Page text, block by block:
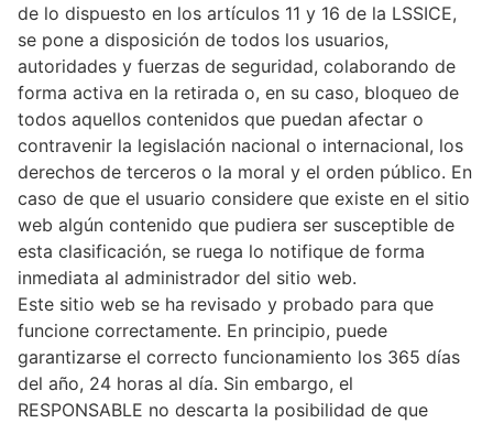
de lo dispuesto en los artículos 11 y 16 de la LSSICE,
se pone a disposición de todos los usuarios,
autoridades y fuerzas de seguridad, colaborando de
forma activa en la retirada o, en su caso, bloqueo de
todos aquellos contenidos que puedan afectar o
contravenir la legislación nacional o internacional, los
derechos de terceros o la moral y el orden público. En
caso de que el usuario considere que existe en el sitio
web algún contenido que pudiera ser susceptible de
esta clasificación, se ruega lo notifique de forma
inmediata al administrador del sitio web.
Este sitio web se ha revisado y probado para que
funcione correctamente. En principio, puede
garantizarse el correcto funcionamiento los 365 días
del año, 24 horas al día. Sin embargo, el
RESPONSABLE no descarta la posibilidad de que